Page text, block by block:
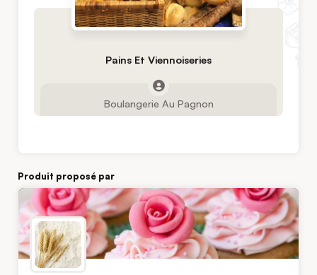
Pains Et Viennoiseries
Boulangerie Au Pagnon
Produit proposé par